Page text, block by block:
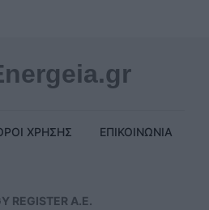
ΧΡΗΣΗΣ ΕΠΙΚΟΙΝΩΝΙΑ
REGISTER Α.Ε.